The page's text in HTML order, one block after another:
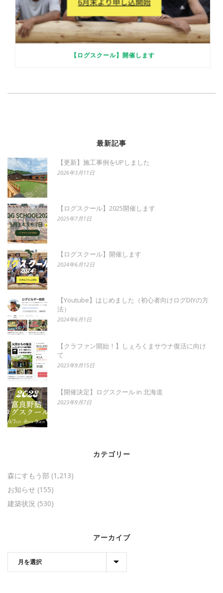
【ログスクール】開催します
最新記事
【更新】施工事例をUPしました
2026年3月11日
【ログスクール】2025開催します
2025年7月1日
【ログスクール】開催します
2024年6月12日
【Youtube】はじめました（初心者向けログDIYの方
法）
2024年6月1日
【クラファン開始！】しぇろくまサウナ復活に向け
て
2023年9月15日
【開催決定】ログスクール in 北海道
2023年9月7日
カテゴリー
森にすもう部 (1,213)
お知らせ (155)
建築状況 (530)
アーカイブ